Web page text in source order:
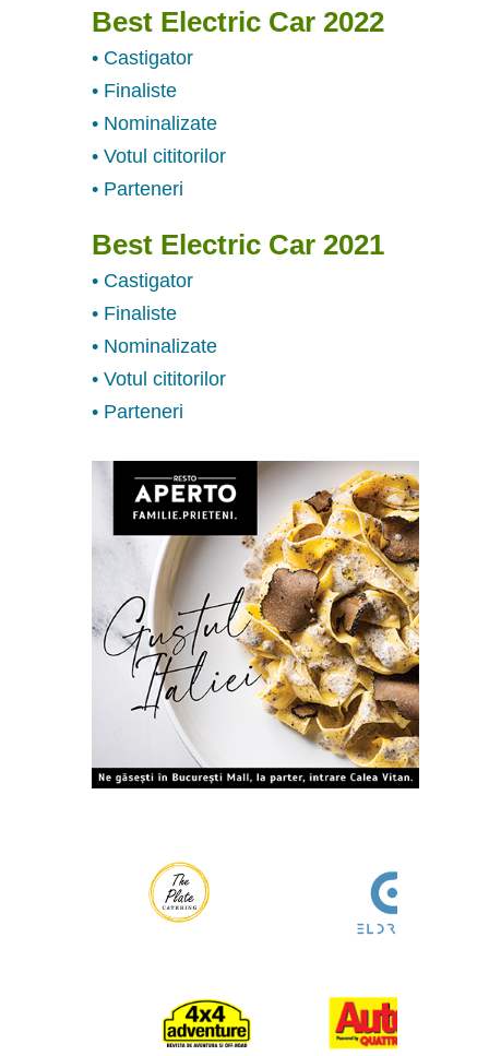
Best Electric Car 2022
• Castigator
• Finaliste
• Nominalizate
• Votul cititorilor
• Parteneri
Best Electric Car 2021
• Castigator
• Finaliste
• Nominalizate
• Votul cititorilor
• Parteneri